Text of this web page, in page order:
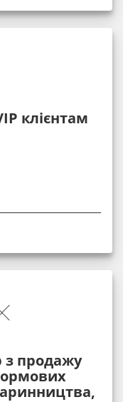
клієнтам
з продажу